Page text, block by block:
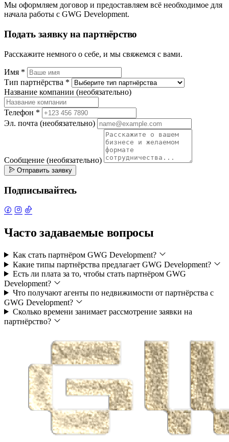
Мы оформляем договор и предоставляем всё необходимое для
начала работы с GWG Development.
Подать заявку на партнёрство
Расскажите немного о себе, и мы свяжемся с вами.
Имя *
Тип партнёрства *
Название компании (необязательно)
Телефон *
Эл. почта (необязательно)
Сообщение (необязательно)
Отправить заявку
Подписывайтесь
Часто задаваемые вопросы
Как стать партнёром GWG Development?
Какие типы партнёрства предлагает GWG Development?
Есть ли плата за то, чтобы стать партнёром GWG
Development?
Что получают агенты по недвижимости от партнёрства с
GWG Development?
Сколько времени занимает рассмотрение заявки на
партнёрство?